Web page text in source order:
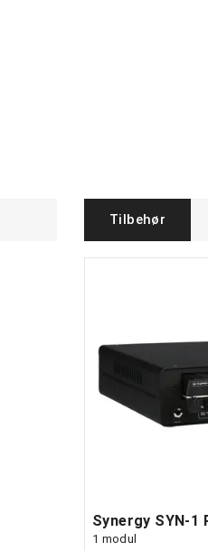
Tilbehør
Synergy SYN-1
1 modul